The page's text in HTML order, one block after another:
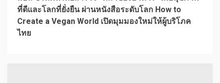
ที่ดีและโลกที่ยั่งยืน ผ่านหนังสือระดับโลก How to
Create a Vegan World เปิดมุมมองใหม่ให้ผู้บริโภค
ไทย